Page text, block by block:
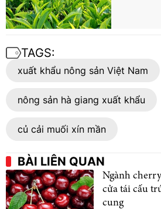
TAGS:
xuất khẩu nông sản Việt Nam
nông sản hà giang xuất khẩu
củ cải muối xín mần
BÀI LIÊN QUAN
Ngành
cửa tái cấu
cung